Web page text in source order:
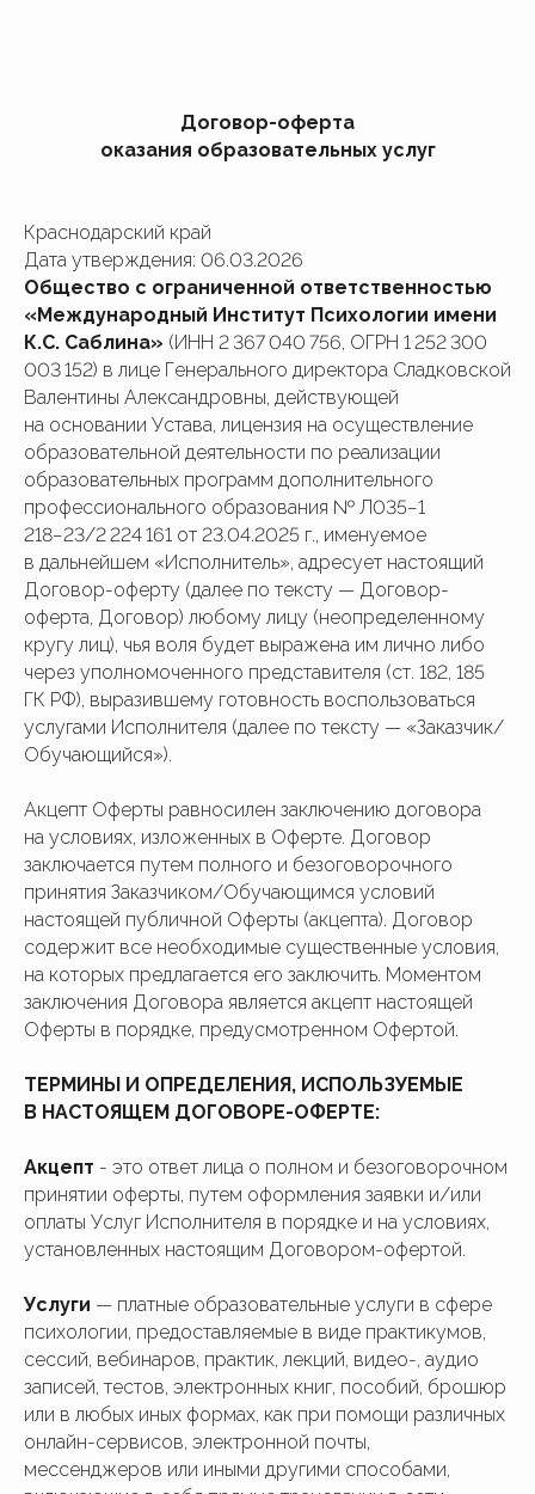
Договор-оферта
оказания образовательных услуг
Краснодарский край
Дата утверждения: 06.03.2026
Общество с ограниченной ответственностью
«Международный Институт Психологии имени
К.С. Саблина» (ИНН 2 367 040 756, ОГРН 1 252 300
003 152) в лице Генерального директора Сладковской
Валентины Александровны, действующей
на основании Устава, лицензия на осуществление
образовательной деятельности по реализации
образовательных программ дополнительного
профессионального образования № Л035−1
218−23/2 224 161 от 23.04.2025 г., именуемое
в дальнейшем «Исполнитель», адресует настоящий
Договор-оферту (далее по тексту — Договор-
оферта, Договор) любому лицу (неопределенному
кругу лиц), чья воля будет выражена им лично либо
через уполномоченного представителя (ст. 182, 185
ГК РФ), выразившему готовность воспользоваться
услугами Исполнителя (далее по тексту — «Заказчик/
Обучающийся»).
Акцепт Оферты равносилен заключению договора
на условиях, изложенных в Оферте. Договор
заключается путем полного и безоговорочного
принятия Заказчиком/Обучающимся условий
настоящей публичной Оферты (акцепта). Договор
содержит все необходимые существенные условия,
на которых предлагается его заключить. Моментом
заключения Договора является акцепт настоящей
Оферты в порядке, предусмотренном Офертой.
ТЕРМИНЫ И ОПРЕДЕЛЕНИЯ, ИСПОЛЬЗУЕМЫЕ
В НАСТОЯЩЕМ ДОГОВОРЕ-ОФЕРТЕ:
Акцепт - это ответ лица о полном и безоговорочном
принятии оферты, путем оформления заявки и/или
оплаты Услуг Исполнителя в порядке и на условиях,
установленных настоящим Договором-офертой.
Услуги — платные образовательные услуги в сфере
психологии, предоставляемые в виде практикумов,
сессий, вебинаров, практик, лекций, видео-, аудио
записей, тестов, электронных книг, пособий, брошюр
или в любых иных формах, как при помощи различных
онлайн-сервисов, электронной почты,
мессенджеров или иными другими способами,